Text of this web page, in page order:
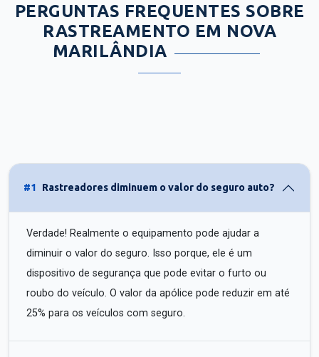
PERGUNTAS FREQUENTES SOBRE
RASTREAMENTO EM NOVA
MARILÂNDIA
#1 Rastreadores diminuem o valor do seguro auto?
Verdade! Realmente o equipamento pode ajudar a
diminuir o valor do seguro. Isso porque, ele é um
dispositivo de segurança que pode evitar o furto ou
roubo do veículo. O valor da apólice pode reduzir em até
25% para os veículos com seguro.